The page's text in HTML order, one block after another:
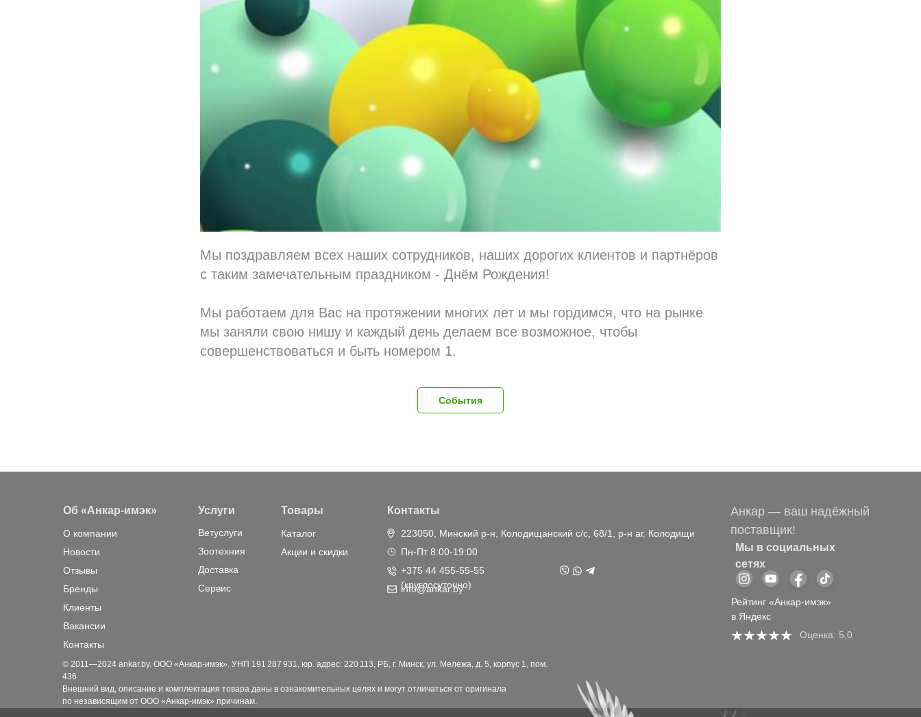
Мы поздравляем всех наших сотрудников, наших дорогих клиентов и партнёров
с таким замечательным праздником - Днём Рождения!
Мы работаем для Вас на протяжении многих лет и мы гордимся, что на рынке
мы заняли свою нишу и каждый день делаем все возможное, чтобы
совершенствоваться и быть номером 1.
События
© 2011—2024 ankar.by. ООО «Анкар-имэк». УНП 191 287 931, юр. адрес: 220 113, РБ, г. Минск, ул. Мележа, д. 5, корпус 1, пом.
436
Внешний вид, описание и комплектация товара даны в ознакомительных целях и могут отличаться от оригинала
по независящим от ООО «Анкар-имэк» причинам.
Об «Анкар-имэк»
О компании
Новости
Отзывы
Бренды
Клиенты
Вакансии
Контакты
Услуги
Ветуслуги
Доставка
Сервис
Зоотехния
Товары
Каталог
Акции и скидки
Контакты
223050, Минский р-н, Колодищанский с/с, 68/1, р-н аг. Колодищи
Пн-Пт 8:00-19:00
+375 44 455-55-55
(круглосуточно)
info@ankar.by
Анкар — ваш надёжный
поставщик!
Мы в социальных
сетях
Рейтинг «Анкар-имэк»
в Яндекс
Оценка: 5,0